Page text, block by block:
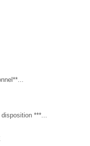
***...